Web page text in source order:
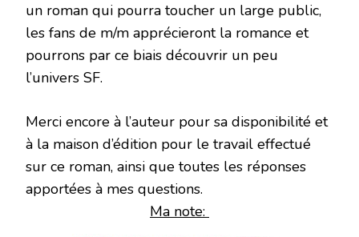
un roman qui pourra toucher un large public,
les fans de m/m apprécieront la romance et
pourrons par ce biais découvrir un peu
l’univers SF.
Merci encore à l’auteur pour sa disponibilité et
à la maison d’édition pour le travail effectué
sur ce roman, ainsi que toutes les réponses
apportées à mes questions.
Ma note: